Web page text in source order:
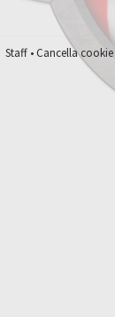
Staff•Cancella cookie